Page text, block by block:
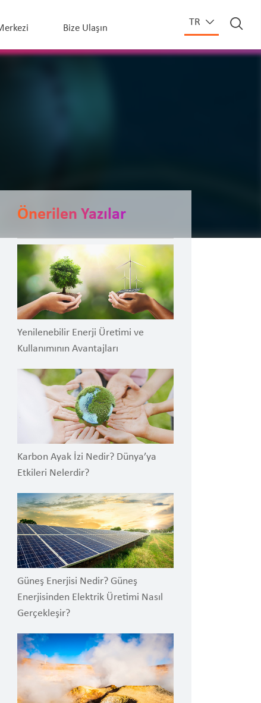
Bize Ulaşın
TR
Önerilen Yazılar
Yenilenebilir Enerji Üretimi ve
Kullanımının Avantajları
Karbon Ayak İzi Nedir? Dünya’ya
Etkileri Nelerdir?
Güneş Enerjisi Nedir? Güneş
Enerjisinden Elektrik Üretimi Nasıl
Gerçekleşir?